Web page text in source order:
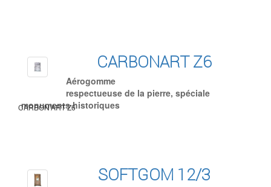
CARBONART Z6
Aérogomme
respectueuse de la pierre, spéciale
monuments historiques
CARBON'ART Z6
SOFTGOM 12/3